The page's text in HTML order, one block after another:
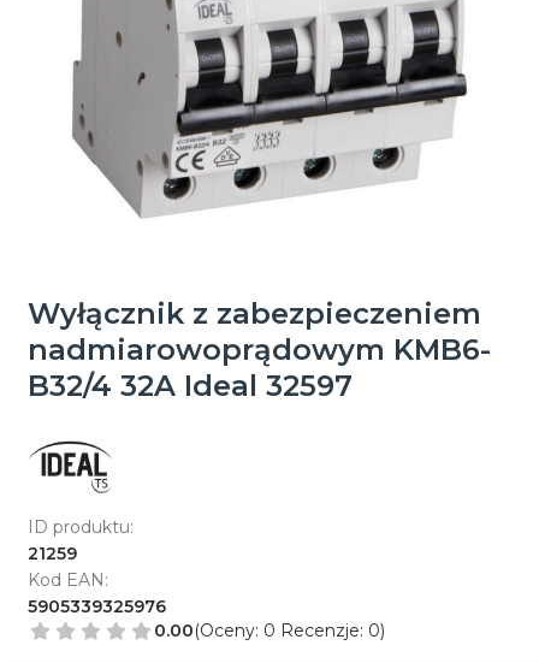
Wyłącznik z zabezpieczeniem
nadmiarowoprądowym KMB6-
B32/4 32A Ideal 32597
ID produktu:
21259
Kod EAN:
5905339325976
0.00(Oceny: 0 Recenzje: 0)